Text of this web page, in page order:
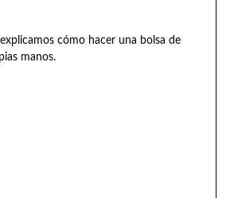
cómo hacer una bolsa de
manos.